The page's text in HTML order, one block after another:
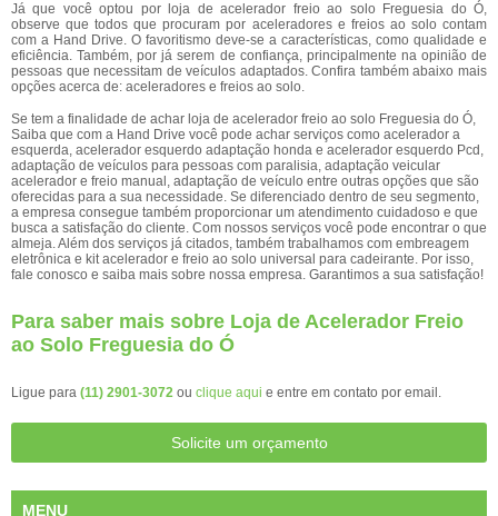
Já que você optou por loja de acelerador freio ao solo Freguesia do Ó,
observe que todos que procuram por aceleradores e freios ao solo contam
com a Hand Drive. O favoritismo deve-se a características, como qualidade e
eficiência. Também, por já serem de confiança, principalmente na opinião de
pessoas que necessitam de veículos adaptados. Confira também abaixo mais
opções acerca de: aceleradores e freios ao solo.
Se tem a finalidade de achar loja de acelerador freio ao solo Freguesia do Ó,
Saiba que com a Hand Drive você pode achar serviços como acelerador a
esquerda, acelerador esquerdo adaptação honda e acelerador esquerdo Pcd,
adaptação de veículos para pessoas com paralisia, adaptação veicular
acelerador e freio manual, adaptação de veículo entre outras opções que são
oferecidas para a sua necessidade. Se diferenciado dentro de seu segmento,
a empresa consegue também proporcionar um atendimento cuidadoso e que
busca a satisfação do cliente. Com nossos serviços você pode encontrar o que
almeja. Além dos serviços já citados, também trabalhamos com embreagem
eletrônica e kit acelerador e freio ao solo universal para cadeirante. Por isso,
fale conosco e saiba mais sobre nossa empresa. Garantimos a sua satisfação!
Para saber mais sobre Loja de Acelerador Freio
ao Solo Freguesia do Ó
Ligue para (11) 2901-3072 ou clique aqui e entre em contato por email.
Solicite um orçamento
MENU